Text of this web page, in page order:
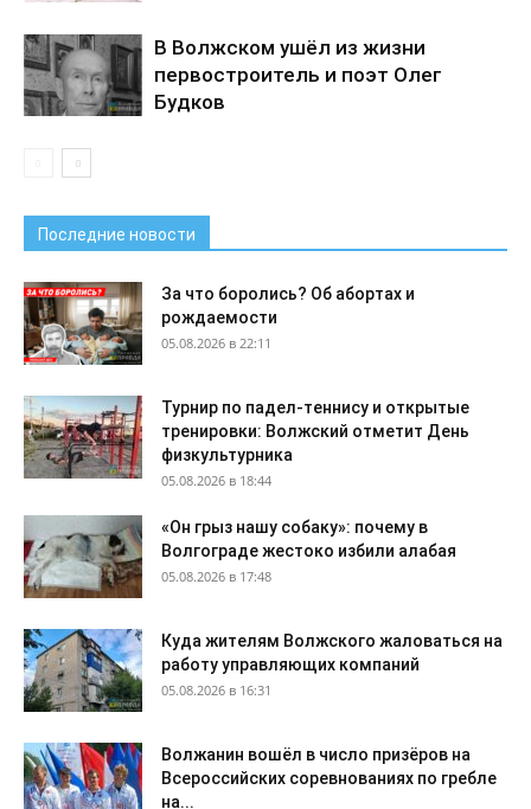
В Волжском ушёл из жизни
первостроитель и поэт Олег
Будков
Последние новости
За что боролись? Об абортах и
рождаемости
05.08.2026 в 22:11
Турнир по падел-теннису и открытые
тренировки: Волжский отметит День
физкультурника
05.08.2026 в 18:44
«Он грыз нашу собаку»: почему в
Волгограде жестоко избили алабая
05.08.2026 в 17:48
Куда жителям Волжского жаловаться на
работу управляющих компаний
05.08.2026 в 16:31
Волжанин вошёл в число призёров на
Всероссийских соревнованиях по гребле
на...